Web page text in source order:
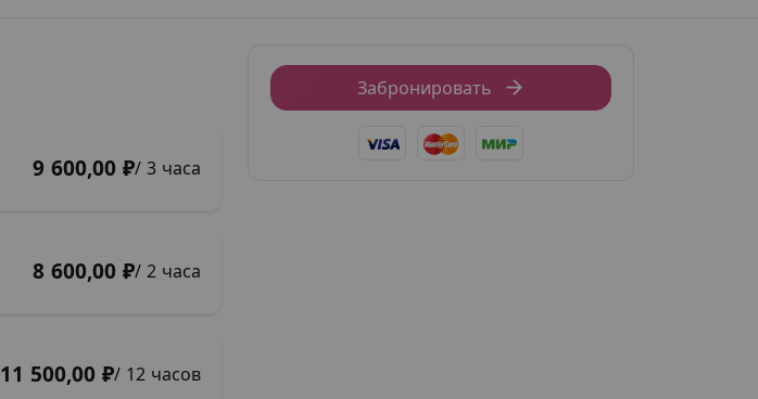
9 600,00 ₽/ 3 часа
8 600,00 ₽/ 2 часа
11 500,00 ₽/ 12 часов
Забронировать